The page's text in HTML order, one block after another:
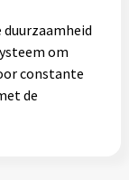
om
constante
de